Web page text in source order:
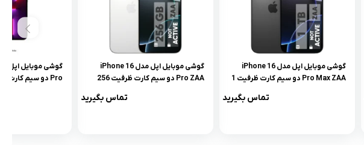
گوشی موبایل اپل مدل iPhone 16
Pro Max ZAA دو سیم کارت ظرفیت 1
تماس بگیرید
گوشی موبایل اپل مدل iPhone 16
Pro ZAA دو سیم کارت ظرفیت 256
تماس بگیرید